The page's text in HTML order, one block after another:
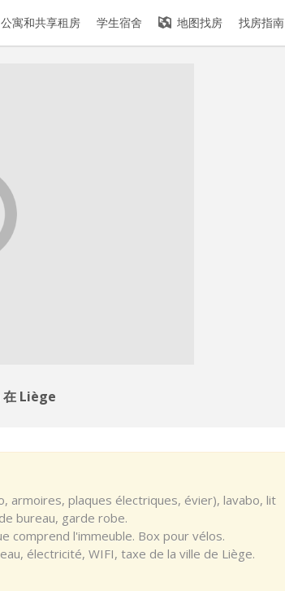
公寓和共享租房 学生宿舍 地图找房 找房指南
Liège
armoires, plaques électriques, évier), lavabo, lit
bureau, garde robe.
comprend l'immeuble. Box pour vélos.
électricité, WIFI, taxe de la ville de Liège.